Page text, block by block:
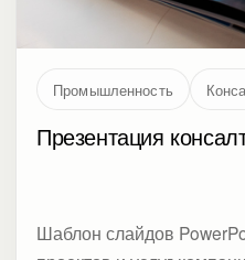
Промышленность
Презентация
Шаблон слайдов